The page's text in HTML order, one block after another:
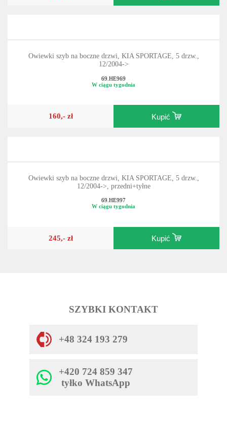
Owiewki szyb na boczne drzwi, KIA SPORTAGE, 5 drzw.,
12/2004->
69.HE969
W ciągu tygodnia
160,- zł Kupić
Owiewki szyb na boczne drzwi, KIA SPORTAGE, 5 drzw.,
12/2004->, przedni+tyłne
69.HE997
W ciągu tygodnia
245,- zł Kupić
SZYBKI KONTAKT
+48 324 193 279
+420 724 859 347
tyłko WhatsApp